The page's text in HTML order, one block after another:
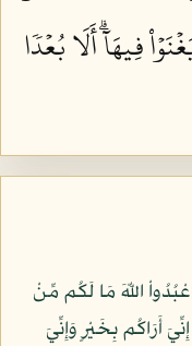
فِيهَآۗ أَلَا بُعۡدٗا
اللّهَ مَا لَكُم مِّنْ
أَرَاكُم بِخَيْرٍ وَإِنِّيَ